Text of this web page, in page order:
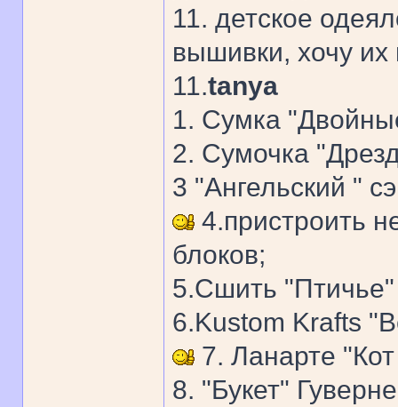
11. детское
вышивки, хочу их
11.tanya
1. Сумка
2. Сумочка
3 "Ангельский "
4.пристроить
блоков;
5.Сшить
6.Kustom Krafts
7. Ланарте
8. "Букет"